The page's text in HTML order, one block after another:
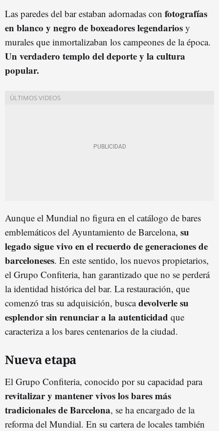
Las paredes del bar estaban adornadas con fotografías
en blanco y negro de boxeadores legendarios y
murales que inmortalizaban los campeones de la época.
Un verdadero templo del deporte y la cultura
popular.
Aunque el Mundial no figura en el catálogo de bares
emblemáticos del Ayuntamiento de Barcelona, su
legado sigue vivo en el recuerdo de generaciones de
barceloneses. En este sentido, los nuevos propietarios,
el Grupo Confiteria, han garantizado que no se perderá
la identidad histórica del bar. La restauración, que
comenzó tras su adquisición, buscadevolverle su
esplendor sin renunciar a la autenticidad que
caracteriza a los bares centenarios de la ciudad.
Nueva etapa
El Grupo Confiteria, conocido por su capacidad para
revitalizar y mantener vivos los bares más
tradicionales de Barcelona, se ha encargado de la
reforma del Mundial. En su cartera de locales también